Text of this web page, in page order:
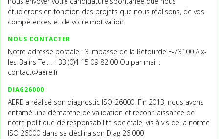
étudierons en fonction des projets que nous réalisons, de vos
compétences et de votre motivation.
NOUS CONTACTER
Notre adresse postale : 3 impasse de la Retourde F-73100 Aix-
les-Bains Tél. : +33 (0)4 15 09 82 00 Ou par mail :
contact@aere.fr
DIAG26000
AERE a réalisé son diagnostic ISO-26000. Fin 2013, nous avons
entamé une démarche de validation et reconn aissance de
notre politique de responsabilité sociétale, vis à vis de la norme
ISO 26000 dans sa déclinaison Diag 26 000